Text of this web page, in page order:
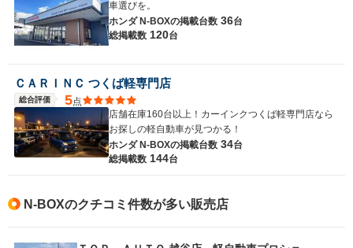
車選びを。
ホンダ N-BOXの掲載台数 36台
総掲載数 120台
ＣＡＲＩＮＣ つくば軽専門店
総合評価 5点
店舗在庫160台以上！カーインクつくば軽専門店なら
お探しの軽自動車が見つかる！
ホンダ N-BOXの掲載台数 34台
総掲載数 144台
N-BOXのクチコミ件数が多い販売店